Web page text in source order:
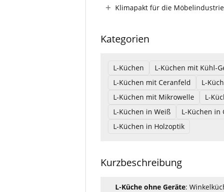
Klimapakt für die Möbelindustrie
Kategorien
L-Küchen
L-Küchen mit Kühl-
L-Küchen mit Ceranfeld
L-
L-Küchen mit Mikrowelle
L-
L-Küchen in Weiß
L-Küchen in
L-Küchen in Holzoptik
Kurzbeschreibung
L-Küche ohne Geräte: